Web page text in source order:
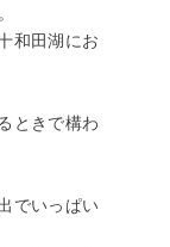
和田湖にお
ときで構わ
でいっぱい